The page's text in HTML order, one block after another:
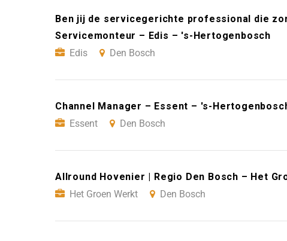
Ben jij de servicegerichte professional die
Servicemonteur – Edis – 's-Hertogenbosch
Edis
Den Bosch
Channel Manager – Essent – 's-
Essent
Den Bosch
Allround Hovenier | Regio Den Bosch – Het
Het Groen Werkt
Den Bosch